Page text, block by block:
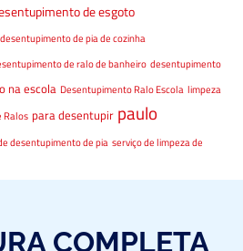
de esgoto
desentupimento de pia de cozinha
de ralo de banheiro desentupimento
na escola Desentupimento Ralo Escola limpeza
Ralos para desentupir paulo
desentupimento de pia serviço de limpeza de
COMPLETA